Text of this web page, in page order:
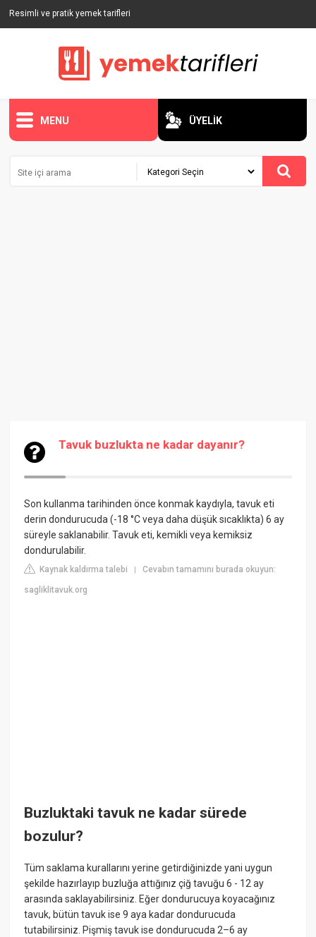
Resimli ve pratik yemek tarifleri
MENU ÜYELİK
Tavuk buzlukta ne kadar dayanır?
Son kullanma tarihinden önce konmak kaydıyla, tavuk eti
derin dondurucuda (-18 °C veya daha düşük sıcaklıkta) 6 ay
süreyle saklanabilir. Tavuk eti, kemikli veya kemiksiz
dondurulabilir.
Kaynak kaldırma talebi |Cevabın tamamını burada okuyun:
sagliklitavuk.org
Buzluktaki tavuk ne kadar sürede
bozulur?
Tüm saklama kurallarını yerine getirdiğinizde yani uygun
şekilde hazırlayıp buzluğa attığınız çiğ tavuğu 6 - 12 ay
arasında saklayabilirsiniz. Eğer dondurucuya koyacağınız
tavuk, bütün tavuk ise 9 aya kadar dondurucuda
tutabilirsiniz. Pişmiş tavuk ise dondurucuda 2–6 ay